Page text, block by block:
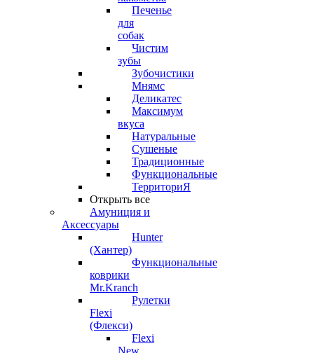
Печенье
для
собак
Чистим
зубы
Зубочистики
Мнямс
Деликатес
Максимум
вкуса
Натуральные
Сушеные
Традиционные
Функциональные
ТерриториЯ
Открыть все
Амуниция и
Аксессуары
Hunter
(Хантер)
Функциональные
коврики
Mr.Kranch
Рулетки
Flexi
(Флекси)
Flexi